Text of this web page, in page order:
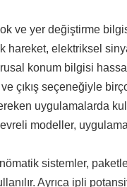
ve yer değiştirme
hareket, elektriksel
konum bilgisi
çıkış seçeneğiyle
uygulamalarda
modeller,
sistemler,
Ayrıca ipli